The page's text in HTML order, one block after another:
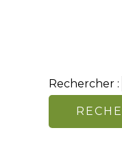
Rechercher :